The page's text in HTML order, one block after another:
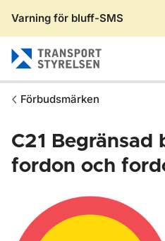
Varning för bluff-SMS
Förbudsmärken
C21
fordon och